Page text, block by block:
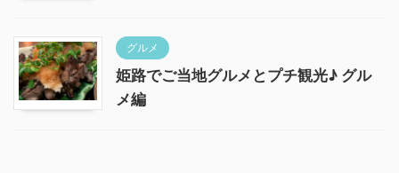
グルメ
姫路でご当地グルメとプチ観光♪ グル
メ編